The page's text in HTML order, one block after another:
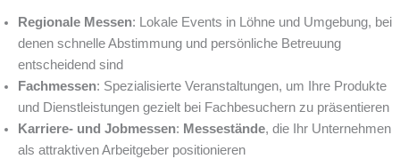
Regionale Messen: Lokale Events in Löhne und Umgebung, bei
denen schnelle Abstimmung und persönliche Betreuung
entscheidend sind
Fachmessen: Spezialisierte Veranstaltungen, um Ihre Produkte
und Dienstleistungen gezielt bei Fachbesuchern zu präsentieren
Karriere- und Jobmessen: Messestände, die Ihr Unternehmen
als attraktiven Arbeitgeber positionieren